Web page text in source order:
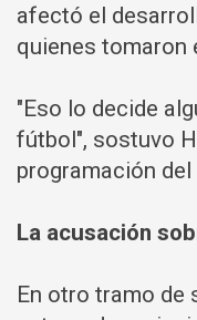
afectó el
quienes tomaron
"Eso lo decide
fútbol", sostuvo
programación
La acusación
En otro tramo de